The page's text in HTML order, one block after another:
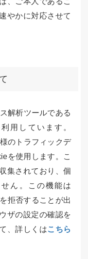
やかに対応させて
解析ツールである
用しています。
のトラフィックデ
を使用します。こ
集されており、個
ん。この機能は
拒否することが出
ザの設定の確認を
、詳しくはこちら